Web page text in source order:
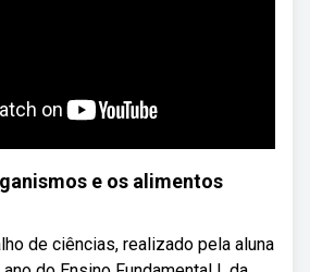
e os alimentos
de ciências, realizado pela aluna